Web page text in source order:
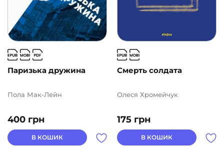
Паризька дружина
400 грн
Пола Мак-Лейн
В КОШИК
Смерть солдата
175 грн
Олеся Хромейчук
В КОШИК